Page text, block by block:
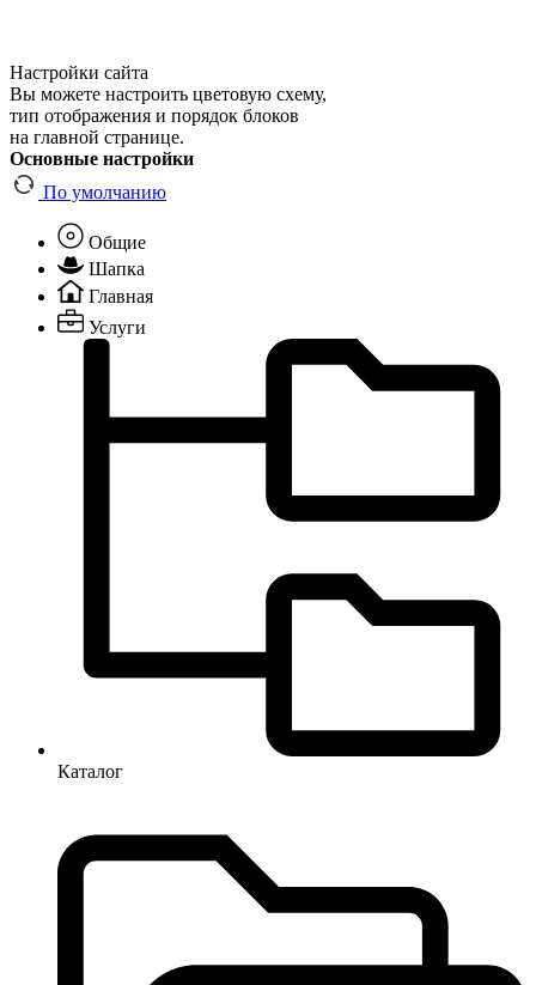
Настройки сайта
Вы можете настроить цветовую схему,
тип отображения и порядок блоков
на главной странице.
Основные настройки
По умолчанию
Общие
Шапка
Главная
Услуги
Каталог